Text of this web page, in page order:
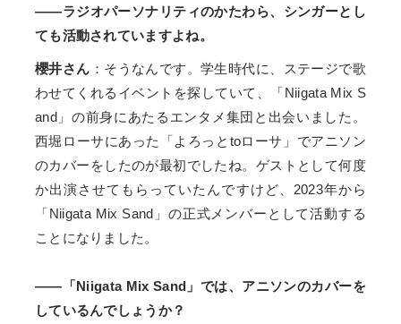
――ラジオパーソナリティのかたわら、シンガーとし
ても活動されていますよね。
櫻井さん ：そうなんです。学生時代に、ステージで歌
わせてくれるイベントを探していて、「Niigata Mix S
and」の前身にあたるエンタメ集団と出会いました。
西堀ローサにあった「よろっとtoローサ」でアニソン
のカバーをしたのが最初でしたね。ゲストとして何度
か出演させてもらっていたんですけど、2023年から
「Niigata Mix Sand」の正式メンバーとして活動する
ことになりました。
――「Niigata Mix Sand」では、アニソンのカバーを
しているんでしょうか？